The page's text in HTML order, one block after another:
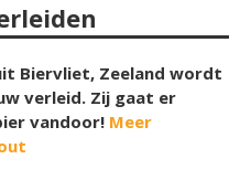
Biervliet, Zeeland wordt
verleid. Zij gaat er
vandoor! Meer